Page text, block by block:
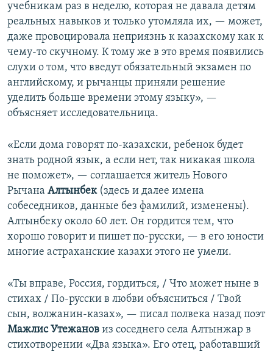
учебникам раз в неделю, которая не давала детям
реальных навыков и только утомляла их, — может,
даже провоцировала неприязнь к казахскому как к
чему-то скучному. К тому же в это время появились
слухи о том, что введут обязательный экзамен по
английскому, и рычанцы приняли решение
уделить больше времени этому языку», —
объясняет исследовательница.
«Если дома говорят по-казахски, ребенок будет
знать родной язык, а если нет, так никакая школа
не поможет», — соглашается житель Нового
Рычана Алтынбек(здесь и далее имена
собеседников, данные без фамилий, изменены).
Алтынбеку около 60 лет. Он гордится тем, что
хорошо говорит и пишет по-русски, — в его юности
многие астраханские казахи этого не умели.
«Ты вправе, Россия, гордиться, / Что может ныне в
стихах / По-русски в любви объясниться / Твой
сын, волжанин-казах», — писал полвека назад поэт
Мажлис Утежанов из соседнего села Алтынжар в
стихотворении «Два языка». Его отец, работавший